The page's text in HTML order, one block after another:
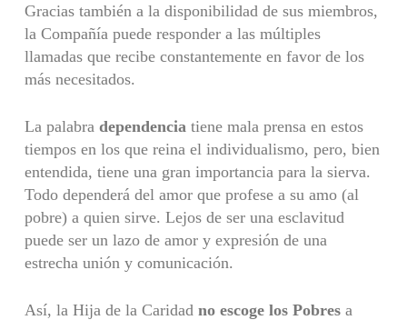
Gracias también a la disponibilidad de sus miembros,
la Compañía puede responder a las múltiples
llamadas que recibe constantemente en favor de los
más necesitados.
La palabra dependencia tiene mala prensa en estos
tiempos en los que reina el individualismo, pero, bien
entendida, tiene una gran importancia para la sierva.
Todo dependerá del amor que profese a su amo (al
pobre) a quien sirve. Lejos de ser una esclavitud
puede ser un lazo de amor y expresión de una
estrecha unión y comunicación.
Así, la Hija de la Caridad no escoge los Pobres a